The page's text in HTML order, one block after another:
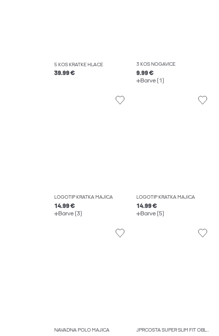
5 KOS KRATKE HLAČE
39.99 €
3 KOS NOGAVICE
9.99 €
Barve (1)
LOGOTIP KRATKA MAJICA
14.99 €
Barve (3)
LOGOTIP KRATKA MAJICA
14.99 €
Barve (5)
NAVADNA POLO MAJICA JPRCOSTA SUPER SLIM FIT OBLEKA